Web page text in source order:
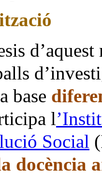
base
l
Social
docència